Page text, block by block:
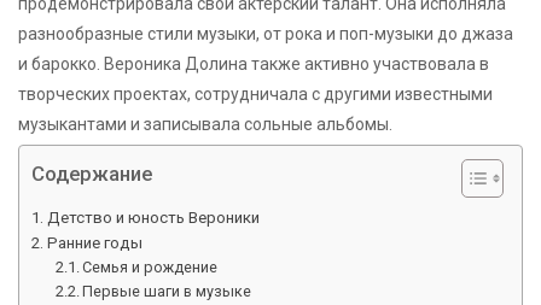
разнообразные стили музыки, от рока и поп-музыки до джаза
и барокко. Вероника Долина также активно участвовала в
творческих проектах, сотрудничала с другими известными
музыкантами и записывала сольные альбомы.
Содержание
Детство и юность Вероники
Ранние годы
Семья и рождение
Первые шаги в музыке